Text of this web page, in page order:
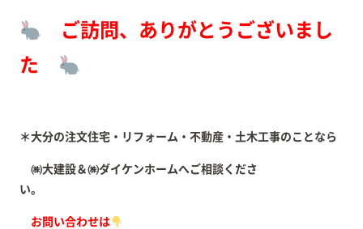
ご訪問、ありがとうございまし
た
＊大分の注文住宅・リフォーム・不動産・土木工事のことなら
㈱大建設＆㈱ダイケンホームへご相談くださ
い。
お問い合わせは